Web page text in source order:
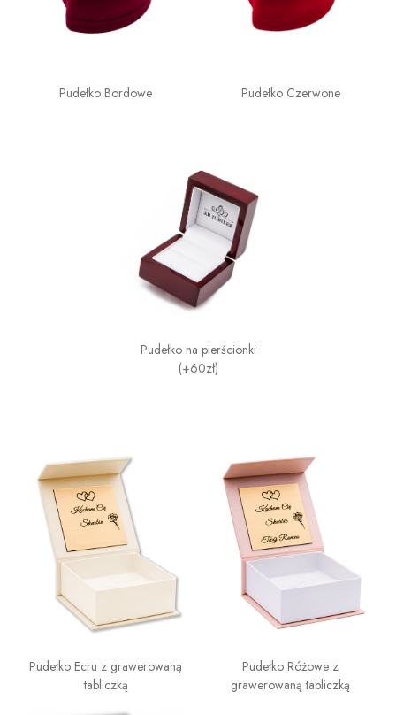
Pudełko Bordowe Pudełko Czerwone
Pudełko na pierścionki
(+60zł)
Pudełko Ecru z grawerowaną
tabliczką
Pudełko Różowe z
grawerowaną tabliczką